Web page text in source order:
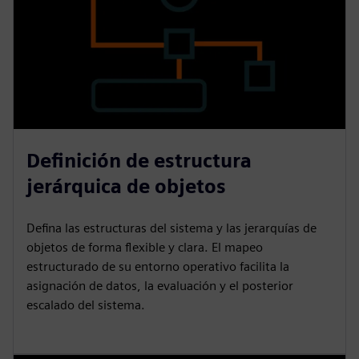
Definición de estructura
jerárquica de objetos
Defina las estructuras del sistema y las jerarquías de
objetos de forma flexible y clara. El mapeo
estructurado de su entorno operativo facilita la
asignación de datos, la evaluación y el posterior
escalado del sistema.